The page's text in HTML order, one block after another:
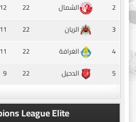
2
الشمال 22
12
3
الريان 22
11
4
الغرافة 22
11
5
الدحيل 22
9
League Elite